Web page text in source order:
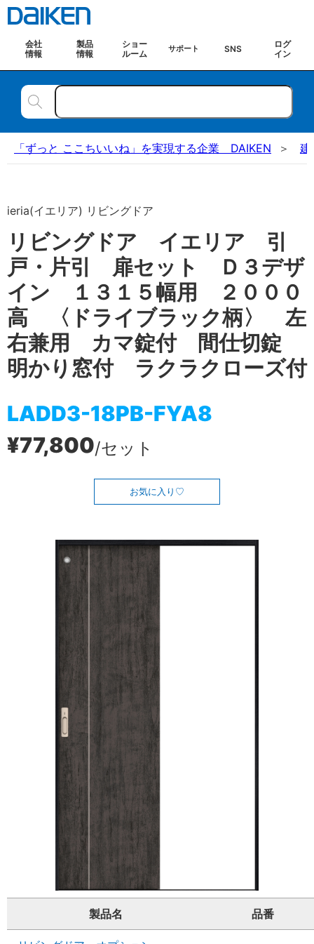
会社
情報
製品
情報
ショー
ルーム
サポート SNS
ログ
イン
「ずっと ここちいいね」を実現する企業 DAIKEN 建
ieria(イエリア) リビングドア
リビングドア イエリア 引
戸・片引 扉セット Ｄ３デザ
イン １３１５幅用 ２０００
高 〈ドライブラック柄〉 左
右兼用 カマ錠付 間仕切錠
明かり窓付 ラクラクローズ付
LADD3-18PB-FYA8
¥77,800/セット
お気に入り
製品名 品番